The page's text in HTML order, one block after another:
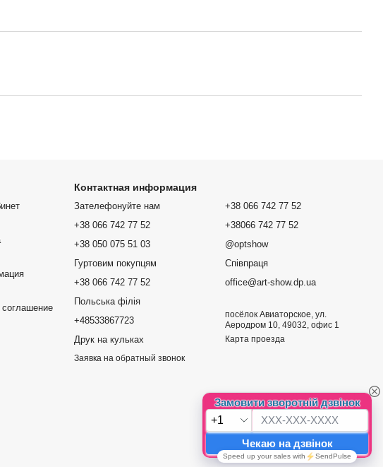
соглашение
Контактная информация
Зателефонуйте нам
+38 066 742 77 52
+38 050 075 51 03
Гуртовим покупцям
+38 066 742 77 52
Польська філія
+48533867723
Друк на кульках
Заявка на обратный звонок
+38 066 742 77 52
+38066 742 77 52
@optshow
Співпраця
office@art-show.dp.ua
посёлок Авиаторское, ул.
Аеродром 10, 49032, офис 1
Карта проезда